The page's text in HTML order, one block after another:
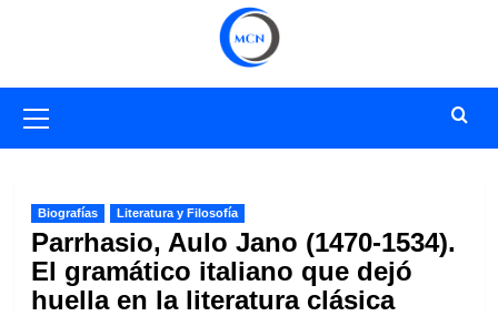
primario
Biografías Literatura y Filosofía
Parrhasio, Aulo Jano (1470-1534).
El gramático italiano que dejó
huella en la literatura clásica